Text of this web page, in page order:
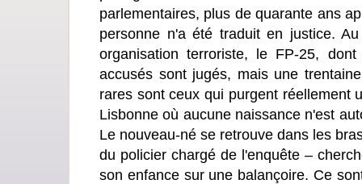
parlementaires, plus de quarante ans
personne n'a été traduit en justice.
organisation terroriste, le FP-25,
accusés sont jugés, mais une
rares sont ceux qui purgent réellement
Lisbonne où aucune naissance n'est
Le nouveau-né se retrouve dans les
du policier chargé de l'enquête –
son enfance sur une balançoire. Ce